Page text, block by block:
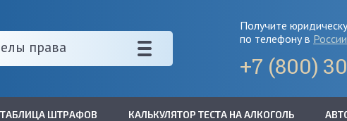
права
Получите
по телефону в России
+7 (800)
ТАБЛИЦА ШТРАФОВ КАЛЬКУЛЯТОР ТЕСТА НА АЛКОГОЛЬ